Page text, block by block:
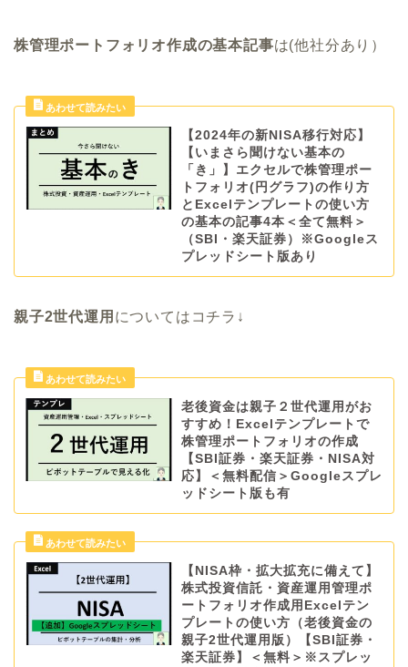
株管理ポートフォリオ作成の基本記事は(他社分あり）
【2024年の新NISA移行対応】
【いまさら聞けない基本の
「き」】エクセルで株管理ポー
トフォリオ(円グラフ)の作り方
とExcelテンプレートの使い方
の基本の記事4本＜全て無料＞
（SBI・楽天証券）※Googleス
プレッドシート版あり
親子2世代運用 についてはコチラ↓
老後資金は親子２世代運用がお
すすめ！Excelテンプレートで
株管理ポートフォリオの作成
【SBI証券・楽天証券・NISA対
応】＜無料配信＞Googleスプレ
ッドシート版も有
【NISA枠・拡大拡充に備えて】
株式投資信託・資産運用管理ポ
ートフォリオ作成用Excelテン
プレートの使い方（老後資金の
親子2世代運用版）【SBI証券・
楽天証券】＜無料＞※スプレッ